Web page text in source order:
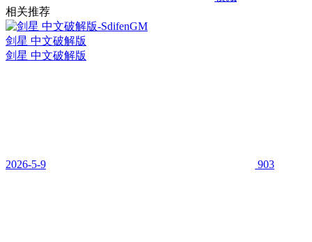
相关推荐
剑星 中文破解版
剑星 中文破解版
2026-5-9 903